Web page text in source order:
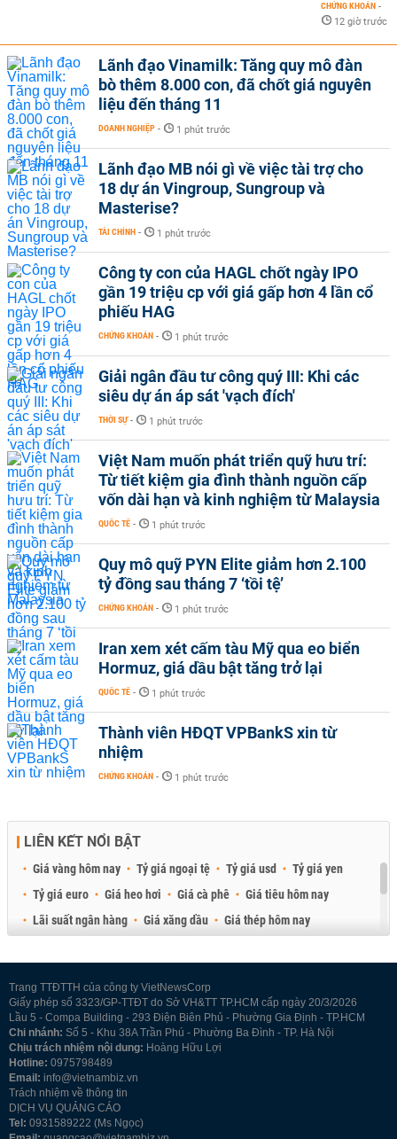
CHỨNG KHOÁN -
12 giờ trước
Lãnh đạo Vinamilk: Tăng quy mô đàn
bò thêm 8.000 con, đã chốt giá nguyên
liệu đến tháng 11
DOANH NGHIỆP - 1 phút trước
Lãnh đạo MB nói gì về việc tài trợ cho
18 dự án Vingroup, Sungroup và
Masterise?
TÀI CHÍNH - 1 phút trước
Công ty con của HAGL chốt ngày IPO
gần 19 triệu cp với giá gấp hơn 4 lần cổ
phiếu HAG
CHỨNG KHOÁN - 1 phút trước
Giải ngân đầu tư công quý III: Khi các
siêu dự án áp sát 'vạch đích'
THỜI SỰ - 1 phút trước
Việt Nam muốn phát triển quỹ hưu trí:
Từ tiết kiệm gia đình thành nguồn cấp
vốn dài hạn và kinh nghiệm từ Malaysia
QUỐC TẾ - 1 phút trước
Quy mô quỹ PYN Elite giảm hơn 2.100
tỷ đồng sau tháng 7 ‘tồi tệ’
CHỨNG KHOÁN - 1 phút trước
Iran xem xét cấm tàu Mỹ qua eo biển
Hormuz, giá dầu bật tăng trở lại
QUỐC TẾ - 1 phút trước
Thành viên HĐQT VPBankS xin từ
nhiệm
CHỨNG KHOÁN - 1 phút trước
LIÊN KẾT NỔI BẬT
Giá vàng hôm nay Tỷ giá ngoại tệ Tỷ giá usd
Tỷ giá yen
Tỷ giá euro
Giá heo hơi Giá cà phê
Giá tiêu hôm nay
Lãi suất ngân hàng
Giá xăng dầu
Giá thép hôm nay
Trang TTĐTTH của công ty VietNewsCorp
Giấy phép số 3323/GP-TTĐT do Sở VH&TT TP.HCM cấp ngày 20/3/2026
Lầu 5 - Compa Building - 293 Điện Biên Phủ - Phường Gia Định - TP.HCM
Chi nhánh: Số 5 - Khu 38A Trần Phú - Phường Ba Đình - TP. Hà Nội
Chịu trách nhiệm nội dung: Hoàng Hữu Lợi
Hotline: 0975798489
Email: info@vietnambiz.vn
Trách nhiệm về thông tin
DỊCH VỤ QUẢNG CÁO
Tel: 0931589222 (Ms Ngọc)